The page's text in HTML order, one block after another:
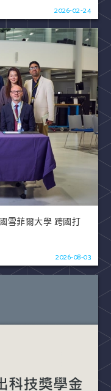
2026-02-24
雪菲爾大學 跨國打
2026-08-03